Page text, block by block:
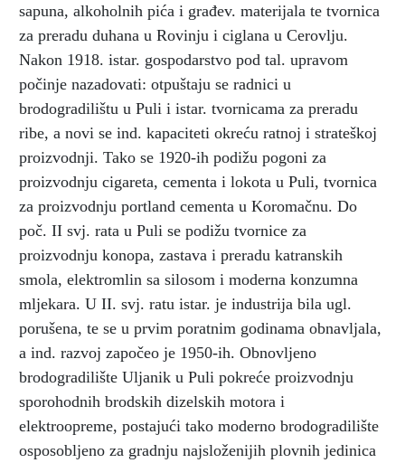
sapuna, alkoholnih pića i građev. materijala te tvornica
za preradu duhana u Rovinju i ciglana u Cerovlju.
Nakon 1918. istar. gospodarstvo pod tal. upravom
počinje nazadovati: otpuštaju se radnici u
brodogradilištu u Puli i istar. tvornicama za preradu
ribe, a novi se ind. kapaciteti okreću ratnoj i strateškoj
proizvodnji. Tako se 1920-ih podižu pogoni za
proizvodnju cigareta, cementa i lokota u Puli, tvornica
za proizvodnju portland cementa u Koromačnu. Do
poč. II svj. rata u Puli se podižu tvornice za
proizvodnju konopa, zastava i preradu katranskih
smola, elektromlin sa silosom i moderna konzumna
mljekara. U II. svj. ratu istar. je industrija bila ugl.
porušena, te se u prvim poratnim godinama obnavljala,
a ind. razvoj započeo je 1950-ih. Obnovljeno
brodogradilište Uljanik u Puli pokreće proizvodnju
sporohodnih brodskih dizelskih motora i
elektroopreme, postajući tako moderno brodogradilište
osposobljeno za gradnju najsloženijih plovnih jedinica